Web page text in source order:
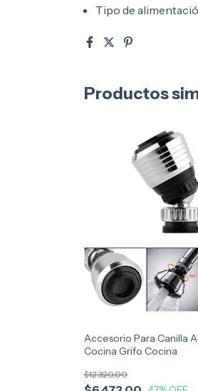
Tipo de
Productos
Accesorio Para Canilla
Cocina Grifo Cocina
$12.320,00